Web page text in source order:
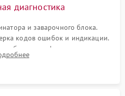
диагностика
и заварочного блока.
кодов ошибок и индикации.
и кофемолки на слух.
давления воды для выявления